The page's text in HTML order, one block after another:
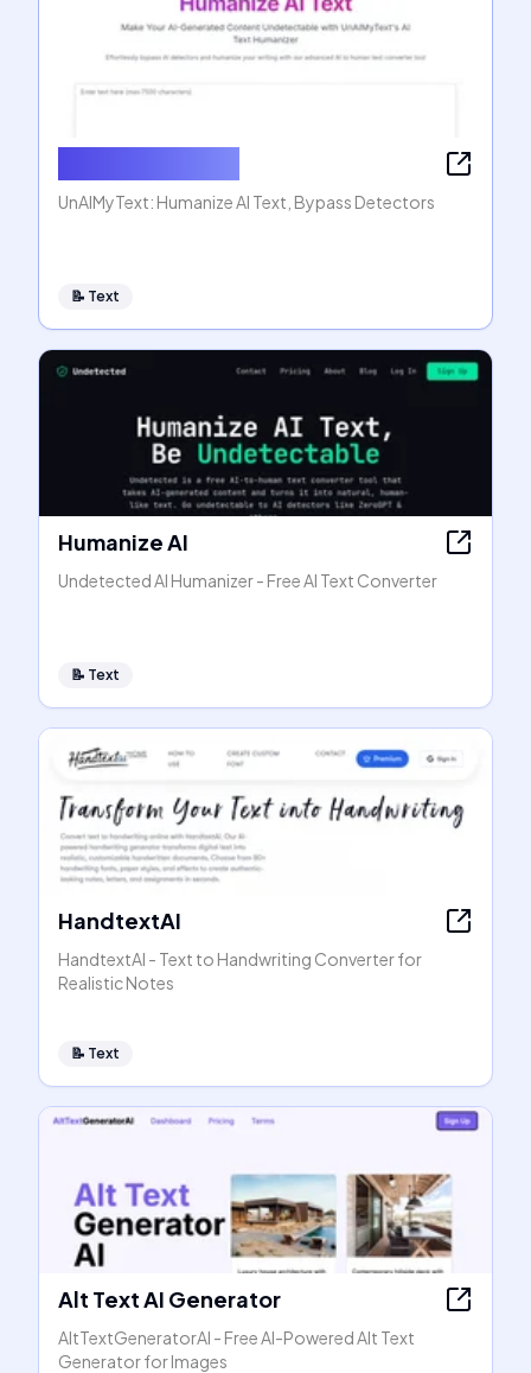
UnAIMyText: Humanize AI Text, Bypass Detectors
📝 Text
Humanize AI
Undetected AI Humanizer - Free AI Text Converter
📝 Text
HandtextAI
HandtextAI - Text to Handwriting Converter for
Realistic Notes
📝 Text
Alt Text AI Generator
AltTextGeneratorAI - Free AI-Powered Alt Text
Generator for Images